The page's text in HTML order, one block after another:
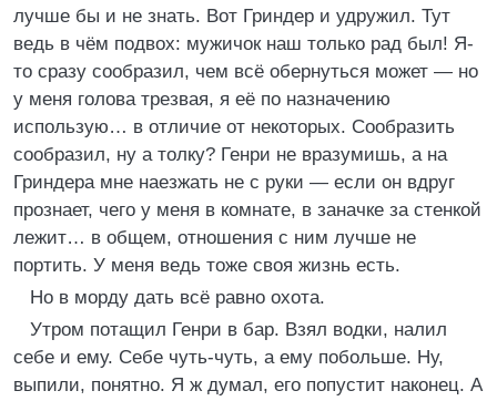
лучше бы и не знать. Вот Гриндер и удружил. Тут
ведь в чём подвох: мужичок наш только рад был! Я-
то сразу сообразил, чем всё обернуться может — но
у меня голова трезвая, я её по назначению
использую… в отличие от некоторых. Сообразить
сообразил, ну а толку? Генри не вразумишь, а на
Гриндера мне наезжать не с руки — если он вдруг
прознает, чего у меня в комнате, в заначке за стенкой
лежит… в общем, отношения с ним лучше не
портить. У меня ведь тоже своя жизнь есть.
Но в морду дать всё равно охота.
Утром потащил Генри в бар. Взял водки, налил
себе и ему. Себе чуть-чуть, а ему побольше. Ну,
выпили, понятно. Я ж думал, его попустит наконец. А